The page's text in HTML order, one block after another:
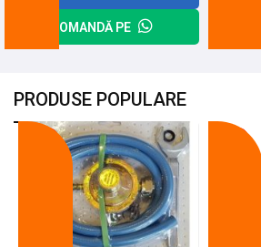
COMANDĂ PE
PRODUSE POPULARE